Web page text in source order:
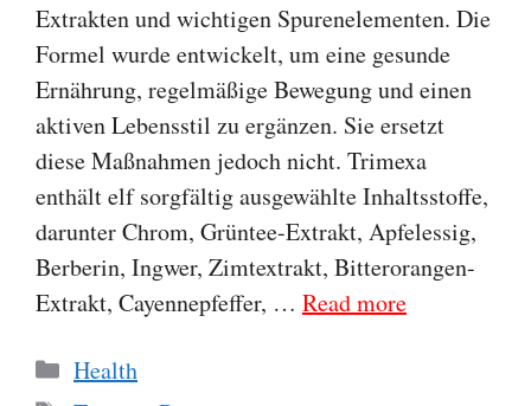
Extrakten und wichtigen Spurenelementen. Die
Formel wurde entwickelt, um eine gesunde
Ernährung, regelmäßige Bewegung und einen
aktiven Lebensstil zu ergänzen. Sie ersetzt
diese Maßnahmen jedoch nicht. Trimexa
enthält elf sorgfältig ausgewählte Inhaltsstoffe,
darunter Chrom, Grüntee-Extrakt, Apfelessig,
Berberin, Ingwer, Zimtextrakt, Bitterorangen-
Extrakt, Cayennepfeffer, … Read more
Categories
Health